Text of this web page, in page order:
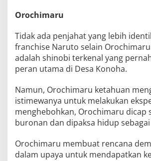
Orochimaru
Tidak ada penjahat yang lebih
franchise Naruto selain
adalah shinobi terkenal yang
peran utama di Desa Konoha.
Namun, Orochimaru ketahuan
istimewanya untuk melakukan
menghebohkan, Orochimaru dicap
buronan dan dipaksa hidup
Orochimaru membuat rencana
dalam upaya untuk mendapatkan